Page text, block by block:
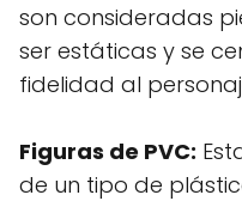
son consideradas
ser estáticas y se
fidelidad al
Figuras de PVC:
de un tipo de